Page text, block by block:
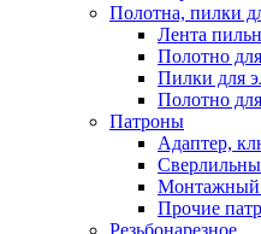
Полотна, пилки
Лента
Полотно
Пилки для
Полотно
Патроны
Адаптер,
Монтажный
Прочие
Резьбонарезное